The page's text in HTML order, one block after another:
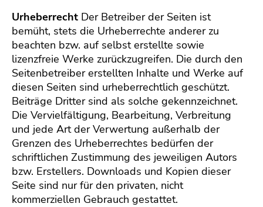
Urheberrecht Der Betreiber der Seiten ist
bemüht, stets die Urheberrechte anderer zu
beachten bzw. auf selbst erstellte sowie
lizenzfreie Werke zurückzugreifen. Die durch den
Seitenbetreiber erstellten Inhalte und Werke auf
diesen Seiten sind urheberrechtlich geschützt.
Beiträge Dritter sind als solche gekennzeichnet.
Die Vervielfältigung, Bearbeitung, Verbreitung
und jede Art der Verwertung außerhalb der
Grenzen des Urheberrechtes bedürfen der
schriftlichen Zustimmung des jeweiligen Autors
bzw. Erstellers. Downloads und Kopien dieser
Seite sind nur für den privaten, nicht
kommerziellen Gebrauch gestattet.